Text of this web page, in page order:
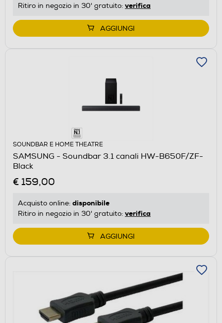
Ritiro in negozio in 30' gratuito: verifica
AGGIUNGI
SOUNDBAR E HOME THEATRE
SAMSUNG - Soundbar 3.1 canali HW-B650F/ZF-
Black
€ 159,00
Acquisto online: disponibile
Ritiro in negozio in 30' gratuito: verifica
AGGIUNGI